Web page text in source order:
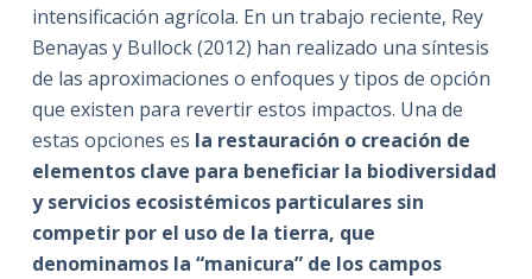
intensificación agrícola. En un trabajo reciente, Rey
Benayas y Bullock (2012) han realizado una síntesis
de las aproximaciones o enfoques y tipos de opción
que existen para revertir estos impactos. Una de
estas opciones es la restauración o creación de
elementos clave para beneficiar la biodiversidad
y servicios ecosistémicos particulares sin
competir por el uso de la tierra, que
denominamos la “manicura” de los campos